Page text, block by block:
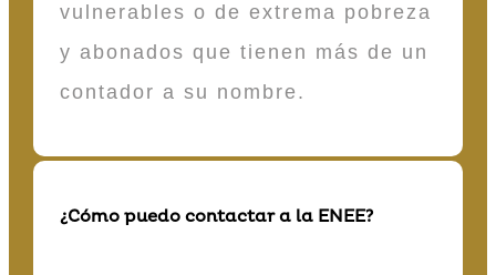
vulnerables o de extrema pobreza
y abonados que tienen más de un
contador a su nombre.
¿Cómo puedo contactar a la ENEE?